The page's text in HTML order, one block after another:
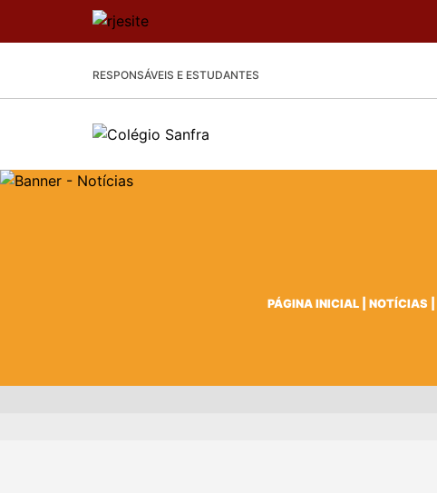
RESPONSÁVEIS E ESTUDANTES
PÁGINA INICIAL| NOTÍCIAS